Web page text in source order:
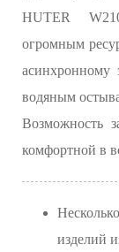
HUTER
огромным
асинхронному
водяным
Возможность
комфортной в
изделий